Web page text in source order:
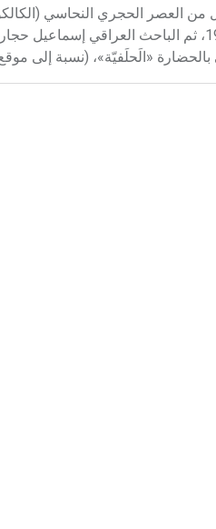
«الَحلَفيّة»، (نسبة إلى